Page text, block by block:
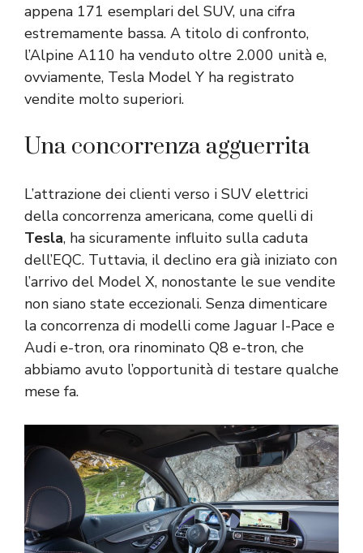
appena 171 esemplari del SUV, una cifra
estremamente bassa. A titolo di confronto,
l’Alpine A110 ha venduto oltre 2.000 unità e,
ovviamente, Tesla Model Y ha registrato
vendite molto superiori.
Una concorrenza agguerrita
L’attrazione dei clienti verso i SUV elettrici
della concorrenza americana, come quelli di
Tesla, ha sicuramente influito sulla caduta
dell’EQC. Tuttavia, il declino era già iniziato con
l’arrivo del Model X, nonostante le sue vendite
non siano state eccezionali. Senza dimenticare
la concorrenza di modelli come Jaguar I-Pace e
Audi e-tron, ora rinominato Q8 e-tron, che
abbiamo avuto l’opportunità di testare qualche
mese fa.